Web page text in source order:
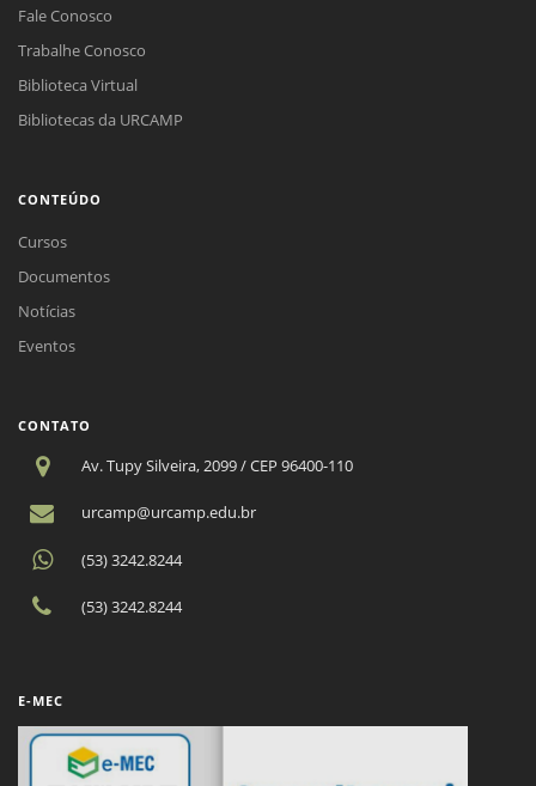
Fale Conosco
Trabalhe Conosco
Biblioteca Virtual
Bibliotecas da URCAMP
CONTEÚDO
Cursos
Documentos
Notícias
Eventos
CONTATO
Av. Tupy Silveira, 2099 / CEP 96400-110
urcamp@urcamp.edu.br
(53) 3242.8244
(53) 3242.8244
E-MEC